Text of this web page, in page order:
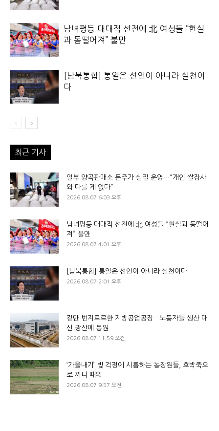
남녀평등 대대적 선전에 北 여성들 “현실
과 동떨어져” 불만
[남북통합] 통일은 선언이 아니라 실천이
다
최근 기사
일부 양곡판매소 돈주가 실질 운영…“개인 쌀장사
와 다를 게 없다”
2026.08.07 6:03 오후
남녀평등 대대적 선전에 北 여성들 “현실과 동떨어
져” 불만
2026.08.07 4:01 오후
[남북통합] 통일은 선언이 아니라 실천이다
2026.08.07 2:01 오후
겉만 번지르르한 지방공업공장…노동자들 생산 대
신 광산에 동원
2026.08.07 11:59 오전
‘가을내기’ 빚 걱정에 시름하는 농장원들, 호박죽으
로 끼니 때워
2026.08.07 9:57 오전